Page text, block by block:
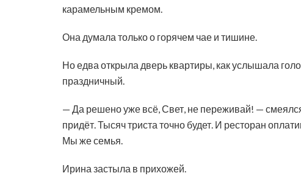
карамельным кремом.
Она думала только о горячем чае и тишине.
Но едва открыла дверь квартиры, как услышала
праздничный.
— Да решено уже всё, Свет, не переживай! —
придёт. Тысяч триста точно будет. И ресторан
Мы же семья.
Ирина застыла в прихожей.